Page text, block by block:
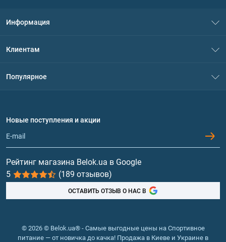
Информация
Политика конфиденциальности
Обмен и возврат
Клиентам
Популярное
Протеин
Гейнеры
Витамины и минералы
Рыбий жир, жирные кислоты
Новые поступления и акции
Рейтинг магазина Belok.ua в Google
5
(189 отзывов)
ОСТАВИТЬ ОТЗЫВ О НАС В
© 2026 © Belok.ua® - Самые выгодные цены на Спортивное
питание — от новичка до качка! Продажа в Киеве и Украине в